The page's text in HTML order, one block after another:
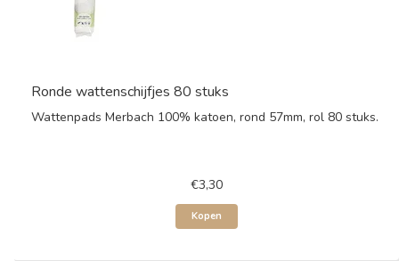
Ronde wattenschijfjes 80 stuks
Wattenpads Merbach 100% katoen, rond 57mm, rol 80 stuks.
€3,30
Kopen